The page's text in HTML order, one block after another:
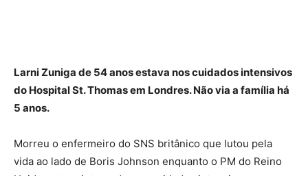
Larni Zuniga de 54 anos estava nos cuidados intensivos
do Hospital St. Thomas em Londres. Não via a família há
5 anos.
Morreu o enfermeiro do SNS britânico que lutou pela
vida ao lado de Boris Johnson enquanto o PM do Reino